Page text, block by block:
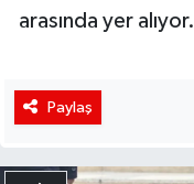
arasında yer alıyor.
Paylaş